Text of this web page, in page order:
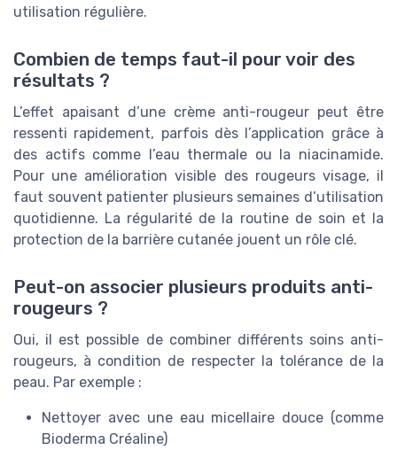
utilisation régulière.
Combien de temps faut-il pour voir des
résultats ?
L’effet apaisant d’une crème anti-rougeur peut être
ressenti rapidement, parfois dès l’application grâce à
des actifs comme l’eau thermale ou la niacinamide.
Pour une amélioration visible des rougeurs visage, il
faut souvent patienter plusieurs semaines d’utilisation
quotidienne. La régularité de la routine de soin et la
protection de la barrière cutanée jouent un rôle clé.
Peut-on associer plusieurs produits anti-
rougeurs ?
Oui, il est possible de combiner différents soins anti-
rougeurs, à condition de respecter la tolérance de la
peau. Par exemple :
Nettoyer avec une eau micellaire douce (comme
Bioderma Créaline)